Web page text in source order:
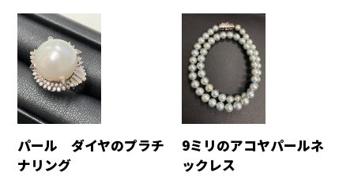
パール ダイヤのプラチ
ナリング
9ミリのアコヤパールネ
ックレス